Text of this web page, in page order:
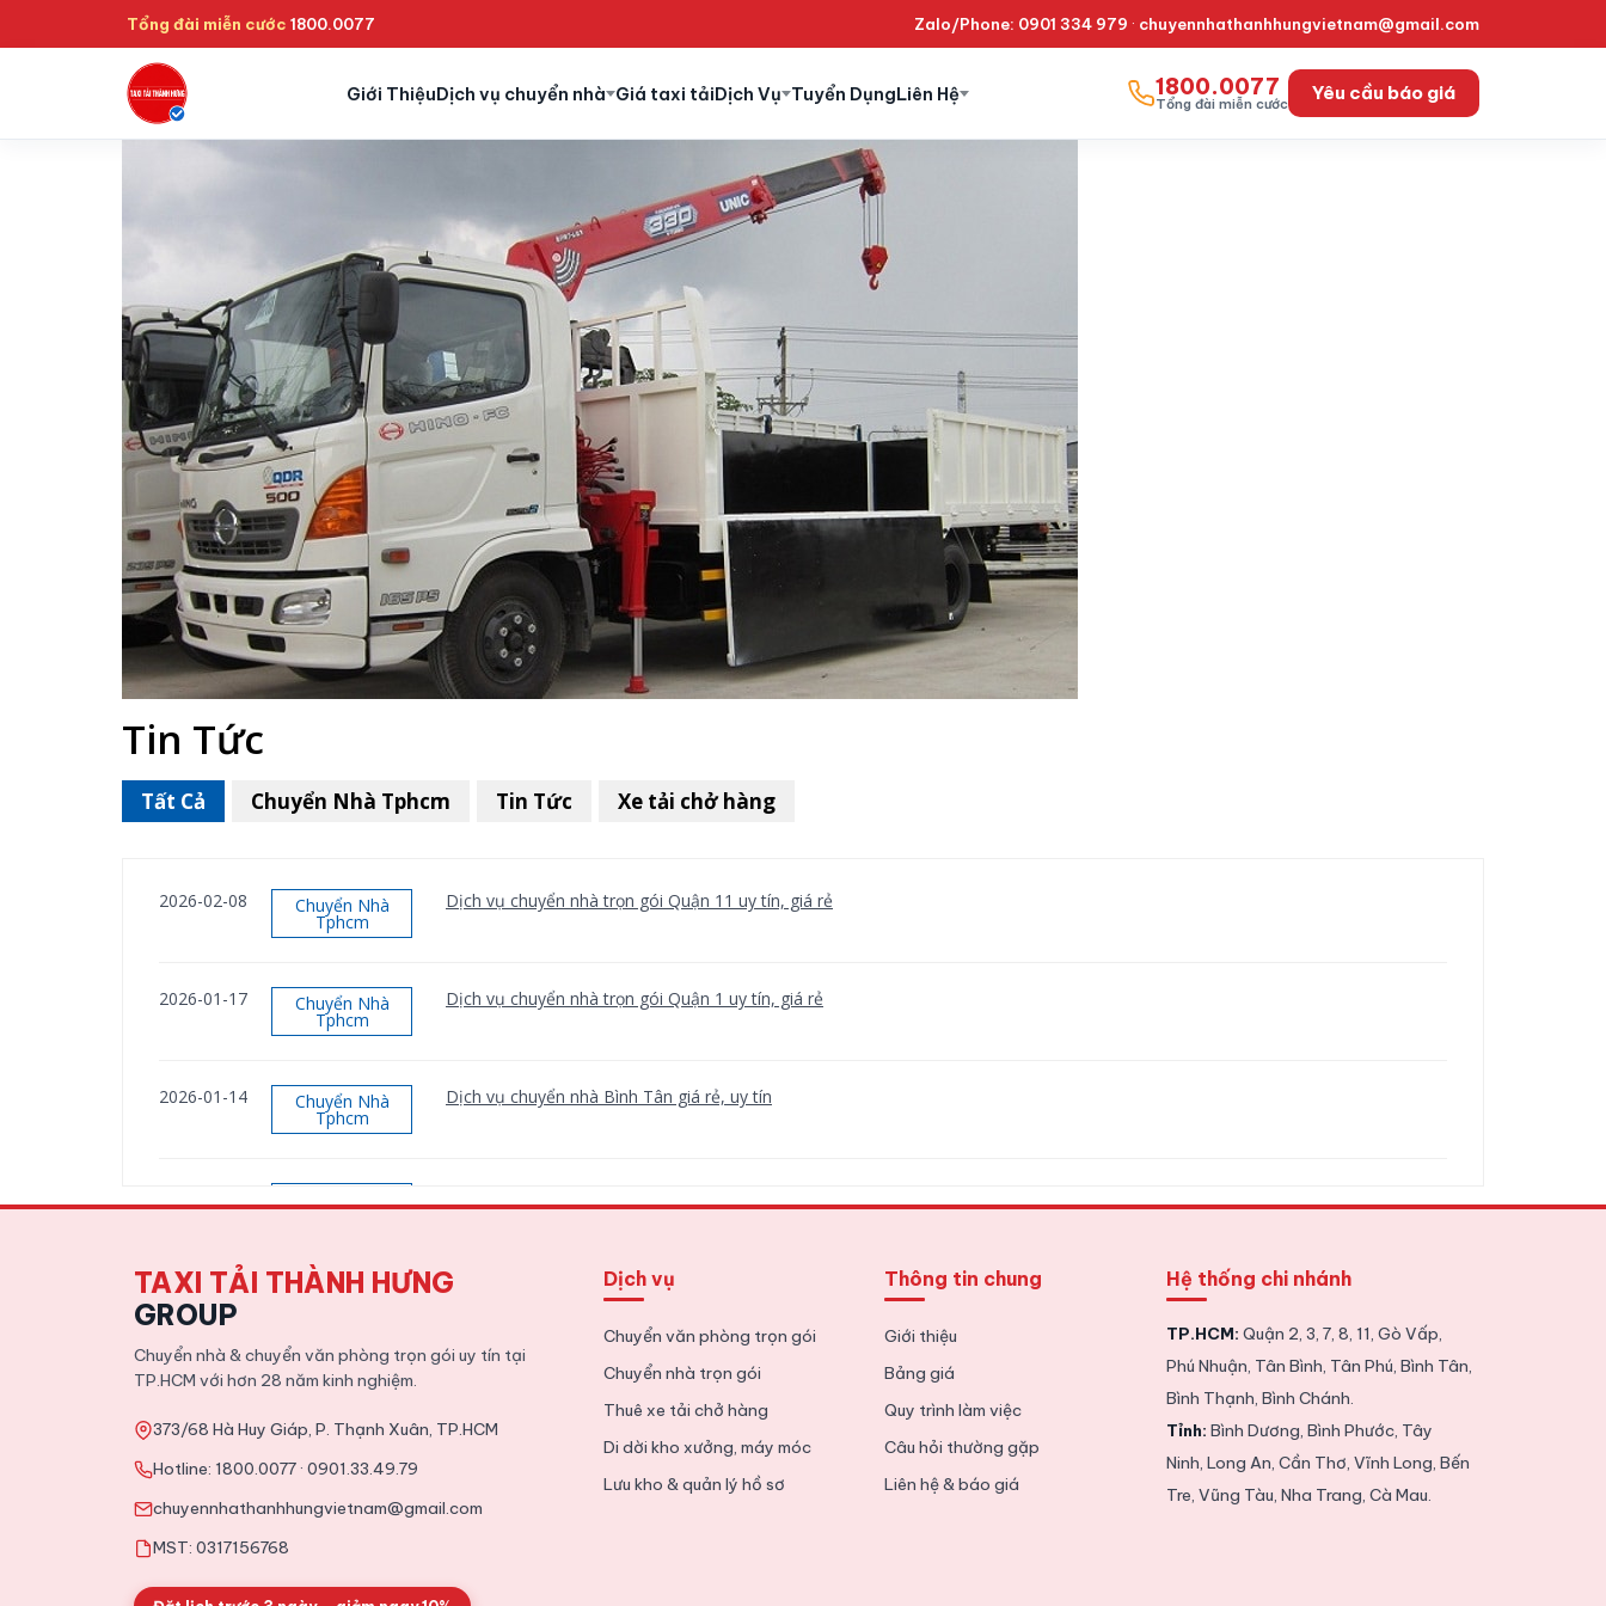
Tổng đài miễn cước 1800.0077 Zalo/Phone: 0901 334 979 · chuyennhathanhhungvietnam@gmail.com
Giới ThiệuDịch vụ chuyển nhà Giá taxi tảiDịch Vụ Tuyển DụngLiên Hệ 1800.0077
Tổng đài miễn cước Yêu cầu báo giá
Tin Tức
Tất Cả
2026-02-08 Chuyển Nhà
Tphcm
Dịch vụ chuyển nhà trọn gói Quận 11 uy tín, giá rẻ
2026-01-17 Chuyển Nhà
Tphcm
Dịch vụ chuyển nhà trọn gói Quận 1 uy tín, giá rẻ
2026-01-14 Chuyển Nhà
Tphcm
Dịch vụ chuyển nhà Bình Tân giá rẻ, uy tín
Chuyển Nhà
Tphcm
2025-11-09 Tin Tức Tổng hợp kinh nghiệm chuyển văn phòng chi tiết từ A tới Z
Chuyển Nhà Tphcm Tin Tức Xe tải chở hàng
TAXI TẢI THÀNH HƯNG
GROUP
Chuyển nhà & chuyển văn phòng trọn gói uy tín tại
TP.HCM với hơn 28 năm kinh nghiệm.
373/68 Hà Huy Giáp, P. Thạnh Xuân, TP.HCM
Hotline: 1800.0077 · 0901.33.49.79
chuyennhathanhhungvietnam@gmail.com
MST: 0317156768
Dịch vụ
Chuyển văn phòng trọn gói
Chuyển nhà trọn gói
Thuê xe tải chở hàng
Di dời kho xưởng, máy móc
Lưu kho & quản lý hồ sơ
Thông tin chung
Giới thiệu
Bảng giá
Quy trình làm việc
Câu hỏi thường gặp
Liên hệ & báo giá
Hệ thống chi nhánh
TP.HCM: Quận 2, 3, 7, 8, 11, Gò Vấp,
Phú Nhuận, Tân Bình, Tân Phú, Bình Tân,
Bình Thạnh, Bình Chánh.
Tỉnh: Bình Dương, Bình Phước, Tây
Ninh, Long An, Cần Thơ, Vĩnh Long, Bến
Tre, Vũng Tàu, Nha Trang, Cà Mau.